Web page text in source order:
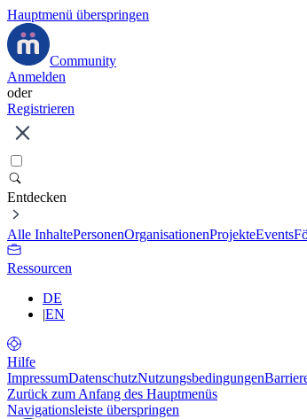
Hauptmenü überspringen
Community
Anmelden
oder
Registrieren
Entdecken
Alle InhaltePersonenOrganisationenProjekteEvents
Ressourcen
DE
|EN
Hilfe
ImpressumDatenschutzNutzungsbedingungen
Zurück zum Anfang des Hauptmenüs
Navigationsleiste überspringen